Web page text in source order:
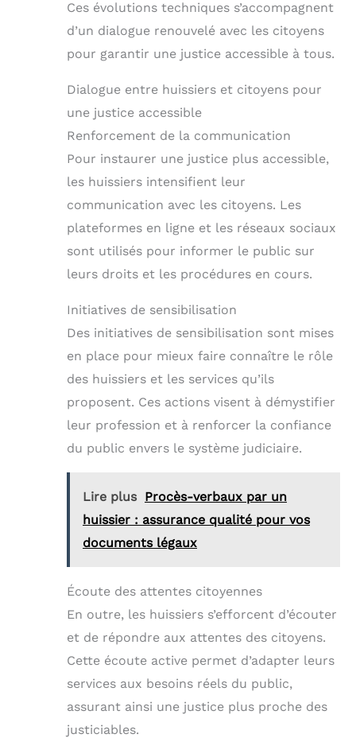
Ces évolutions techniques s’accompagnent
d’un dialogue renouvelé avec les citoyens
pour garantir une justice accessible à tous.
Dialogue entre huissiers et citoyens pour
une justice accessible
Renforcement de la communication
Pour instaurer une justice plus accessible,
les huissiers intensifient leur
communication avec les citoyens. Les
plateformes en ligne et les réseaux sociaux
sont utilisés pour informer le public sur
leurs droits et les procédures en cours.
Initiatives de sensibilisation
Des initiatives de sensibilisation sont mises
en place pour mieux faire connaître le rôle
des huissiers et les services qu’ils
proposent. Ces actions visent à démystifier
leur profession et à renforcer la confiance
du public envers le système judiciaire.
Lire plus Procès-verbaux par un
huissier : assurance qualité pour vos
documents légaux
Écoute des attentes citoyennes
En outre, les huissiers s’efforcent d’écouter
et de répondre aux attentes des citoyens.
Cette écoute active permet d’adapter leurs
services aux besoins réels du public,
assurant ainsi une justice plus proche des
justiciables.